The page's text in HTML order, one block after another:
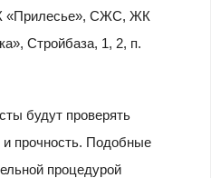
«Прилесье», СЖС, ЖК
Стройбаза, 1, 2, п.
будут проверять
и прочность. Подобные
процедурой